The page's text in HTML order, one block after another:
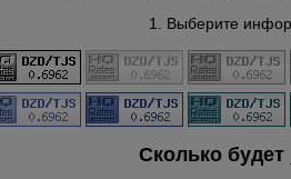
1. Выберите
Сколько будет